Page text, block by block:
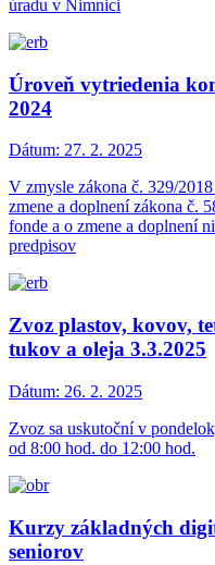
úradu v Nimnici
Úroveň vytriedenia
2024
Dátum: 27. 2. 2025
V zmysle zákona č. 329/
zmene a doplnení zákona č.
fonde a o zmene a doplnení
predpisov
Zvoz plastov, kovov,
tukov a oleja 3.3.2025
Dátum: 26. 2. 2025
Zvoz sa uskutoční v
od 8:00 hod. do 12:00 hod.
Kurzy základných
seniorov